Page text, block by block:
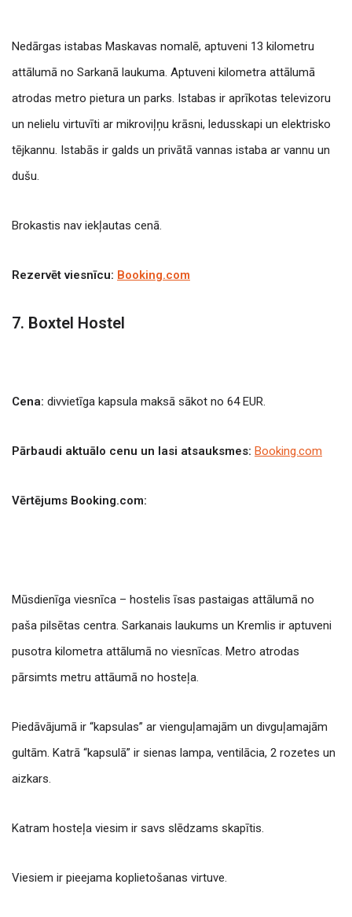
Nedārgas istabas Maskavas nomalē, aptuveni 13 kilometru
attālumā no Sarkanā laukuma. Aptuveni kilometra attālumā
atrodas metro pietura un parks. Istabas ir aprīkotas televizoru
un nelielu virtuvīti ar mikroviļņu krāsni, ledusskapi un elektrisko
tējkannu. Istabās ir galds un privātā vannas istaba ar vannu un
dušu.
Brokastis nav iekļautas cenā.
Rezervēt viesnīcu: Booking.com
7. Boxtel Hostel
Cena: divvietīga kapsula maksā sākot no 64 EUR.
Pārbaudi aktuālo cenu un lasi atsauksmes: Booking.com
Vērtējums Booking.com:
Mūsdienīga viesnīca – hostelis īsas pastaigas attālumā no
paša pilsētas centra. Sarkanais laukums un Kremlis ir aptuveni
pusotra kilometra attālumā no viesnīcas. Metro atrodas
pārsimts metru attāumā no hosteļa.
Piedāvājumā ir “kapsulas” ar vienguļamajām un divguļamajām
gultām. Katrā “kapsulā” ir sienas lampa, ventilācia, 2 rozetes un
aizkars.
Katram hosteļa viesim ir savs slēdzams skapītis.
Viesiem ir pieejama koplietošanas virtuve.